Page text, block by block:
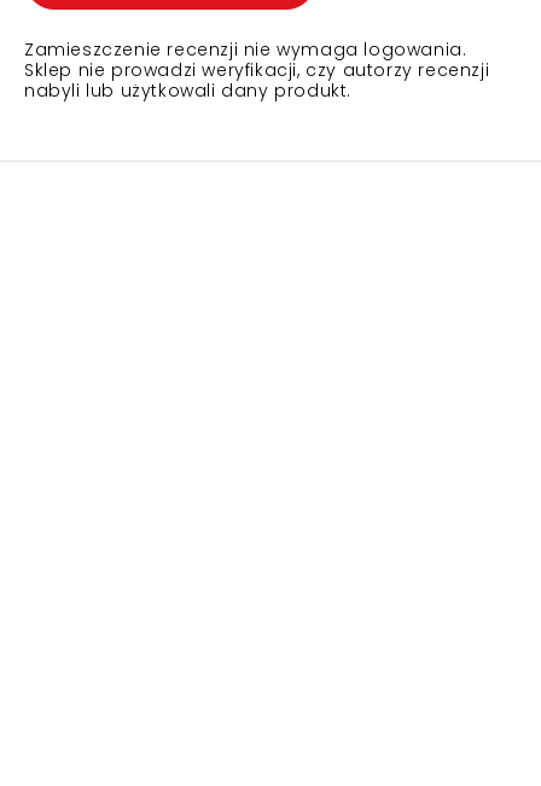
Zamieszczenie recenzji nie wymaga logowania.
Sklep nie prowadzi weryfikacji, czy autorzy recenzji
nabyli lub użytkowali dany produkt.